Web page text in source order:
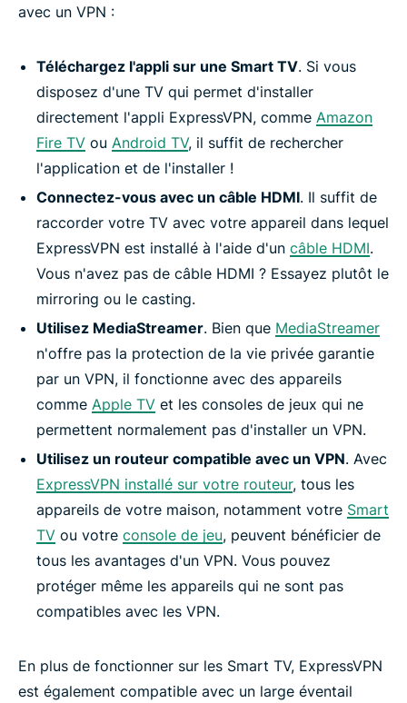
avec un VPN :
Téléchargez l'appli sur une Smart TV. Si vous
disposez d'une TV qui permet d'installer
directement l'appli ExpressVPN, comme Amazon
Fire TV ou Android TV, il suffit de rechercher
l'application et de l'installer !
Connectez-vous avec un câble HDMI. Il suffit de
raccorder votre TV avec votre appareil dans lequel
ExpressVPN est installé à l'aide d'un câble HDMI.
Vous n'avez pas de câble HDMI ? Essayez plutôt le
mirroring ou le casting.
Utilisez MediaStreamer. Bien que MediaStreamer
n'offre pas la protection de la vie privée garantie
par un VPN, il fonctionne avec des appareils
comme Apple TV et les consoles de jeux qui ne
permettent normalement pas d'installer un VPN.
Utilisez un routeur compatible avec un VPN. Avec
ExpressVPN installé sur votre routeur, tous les
appareils de votre maison, notamment votre Smart
TV ou votre console de jeu, peuvent bénéficier de
tous les avantages d'un VPN. Vous pouvez
protéger même les appareils qui ne sont pas
compatibles avec les VPN.
En plus de fonctionner sur les Smart TV, ExpressVPN
est également compatible avec un large éventail